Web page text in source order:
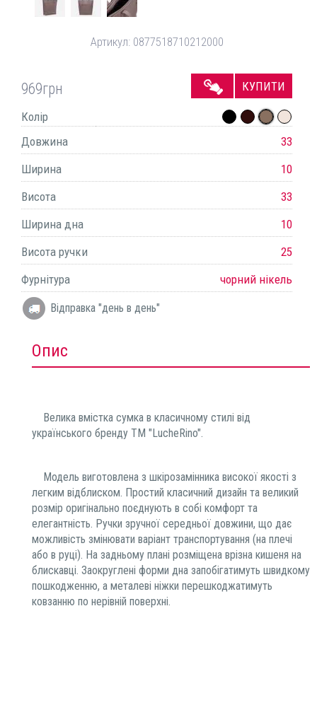
Артикул: 0877518710212000
969грн КУПИТИ
Колір
Довжина
33
Ширина
10
Висота
33
Ширина дна
10
Висота ручки
25
Фурнітура
чорний нікель
Відправка "день в день"
Опис
Велика вмістка сумка в класичному стилі від
українського бренду ТМ "LucheRino".
Модель виготовлена з шкірозамінника високої якості з
легким відблиском. Простий класичний дизайн та великий
розмір оригінально поєднують в собі комфорт та
елегантність. Ручки зручної середньої довжини, що дає
можливість змінювати варіант транспортування (на плечі
або в руці). На задньому плані розміщена врізна кишеня на
блискавці. Заокруглені форми дна запобігатимуть швидкому
пошкодженню, а металеві ніжки перешкоджатимуть
ковзанню по нерівній поверхні.